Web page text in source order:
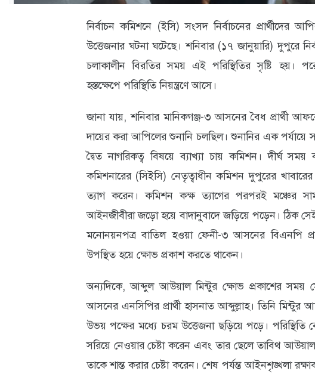
নির্বাচন কমিশনে (ইসি) সংসদ নির্বাচনের প্রার্থীদের
উত্তেজনার ঘটনা ঘটেছে। শনিবার (১৭ জানুয়ারি) দুপুরে
চলাকালীন বিরতির সময় এই পরিস্থিতির সৃষ্টি হয়।
হস্তক্ষেপে পরিস্থিতি নিয়ন্ত্রণে আসে।
জানা যায়, শনিবার মানিকগঞ্জ-৩ আসনের বৈধ প্রার্থী
দায়ের করা আপিলের শুনানি চলছিল। শুনানির এক পর্যায়ে
দ্বৈত নাগরিকত্ব বিষয়ে ব্যাখ্যা চায় কমিশন। দীর্ঘ সময়
কমিশনারের (সিইসি) নেতৃত্বাধীন কমিশন দুপুরের
ত্যাগ করেন। কমিশন কক্ষ ত্যাগের পরপরই মঞ্চের
আইনজীবীরা জড়ো হয়ে বাদানুবাদে জড়িয়ে পড়েন। ঠিক
মনোনয়নপত্র বাতিল হওয়া ফেনী-৩ আসনের বিএনপি
উপস্থিত হয়ে ক্ষোভ প্রকাশ করতে থাকেন।
অন্যদিকে, আব্দুল আউয়াল মিন্টুর ক্ষোভ প্রকাশের সময়
আসনের এনসিপির প্রার্থী হাসনাত আব্দুল্লাহ। তিনি মিন্টুর
উভয় পক্ষের মধ্যে চরম উত্তেজনা ছড়িয়ে পড়ে। পরিস্থিতি
সরিয়ে নেওয়ার চেষ্টা করেন এবং তার ছেলে তাবিথ
তাকে শান্ত করার চেষ্টা করেন। শেষ পর্যন্ত আইনশৃঙ্খলা